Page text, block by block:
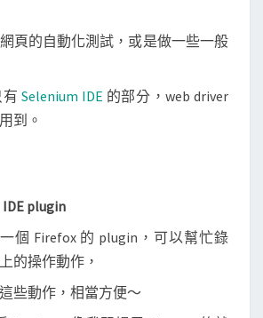
做
的
a
t
o
m
頁的自動化測試，或是做一些一般
有Selenium IDE 的部分，web driver
到。
IDE plugin
個 Firefox 的 plugin，可以幫忙錄
的操作動作，
些動作，相當方便～